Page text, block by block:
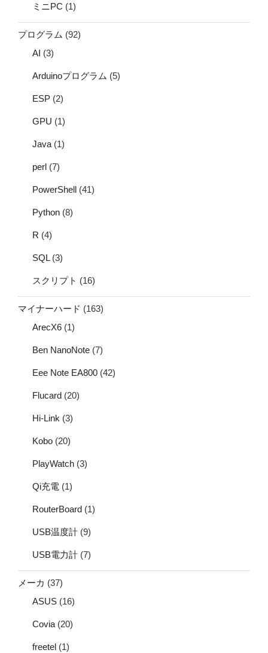
ミニPC (1)
プログラム (92)
AI (3)
Arduinoプログラム (5)
ESP (2)
GPU (1)
Java (1)
perl (7)
PowerShell (41)
Python (8)
R (4)
SQL(3)
スクリプト (16)
マイナーハード (163)
ArecX6 (1)
Ben NanoNote (7)
Eee Note EA800 (42)
Flucard (20)
Hi-Link (3)
Kobo (20)
PlayWatch (3)
Qi充電 (1)
RouterBoard (1)
USB温度計 (9)
USB電力計 (7)
メーカ (37)
ASUS (16)
Covia (20)
freetel (1)